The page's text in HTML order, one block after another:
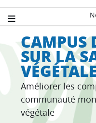
CAMPUS
SUR LA
Améliorer les
communauté
végétale